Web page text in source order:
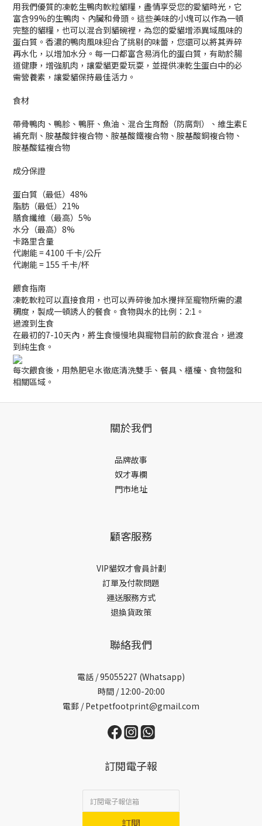
用我們優質的凍乾生鴨肉軟粒貓糧，盡情享受您的愛貓時光，它
富含99%的生鴨肉、內臟和骨頭。這些美味的小塊可以作為一頓
完整的貓糧，也可以混合到貓碗裡，為您的愛貓增添異域風味的
蛋白質。香濃的鴨肉風味迎合了挑剔的味蕾，您還可以將其弄碎
再水化，以增加水分。每一口都富含易消化的蛋白質，有助於腸
道健康，增強肌肉，讓愛貓更愛玩耍，並提供凍乾生蛋白中的必
需營養素，讓愛貓保持最佳活力。
食材
帶骨鴨肉、鴨胗、鴨肝、魚油、混合生育酚（防腐劑）、維生素E
補充劑、胺基酸鋅複合物、胺基酸鐵複合物、胺基酸銅複合物、
胺基酸錳複合物
成分保證
蛋白質（最低）48%
脂肪（最低）21%
膳食纖維（最高）5%
水分（最高）8%
卡路里含量
代謝能 = 4100 千卡/公斤
代謝能 = 155 千卡/杯
餵食指南
凍乾軟粒可以直接食用，也可以弄碎後加水攪拌至寵物所需的濃
稠度，製成一頓誘人的餐食。食物與水的比例：2:1。
過渡到生食
在最初的7-10天內，將生食慢慢地與寵物目前的飲食混合，過渡
到純生食。
每次餵食後，用熱肥皂水徹底清洗雙手、餐具、櫃檯、食物盤和
相關區域。
關於我們
品牌故事
奴才專欄
門市地址
顧客服務
VIP貓奴才會員計劃
訂單及付款問題
運送服務方式
退換貨政策
聯絡我們
電話 /95055227 (Whatsapp)
時間 / 12:00-20:00
電郵 / Petpetfootprint@gmail.com
訂閱電子報